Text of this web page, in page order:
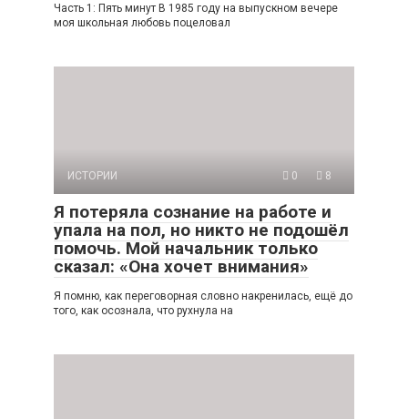
Часть 1: Пять минут В 1985 году на выпускном вечере
моя школьная любовь поцеловал
ИСТОРИИ 0 8
Я потеряла сознание на работе и
упала на пол, но никто не подошёл
помочь. Мой начальник только
сказал: «Она хочет внимания»
Я помню, как переговорная словно накренилась, ещё до
того, как осознала, что рухнула на